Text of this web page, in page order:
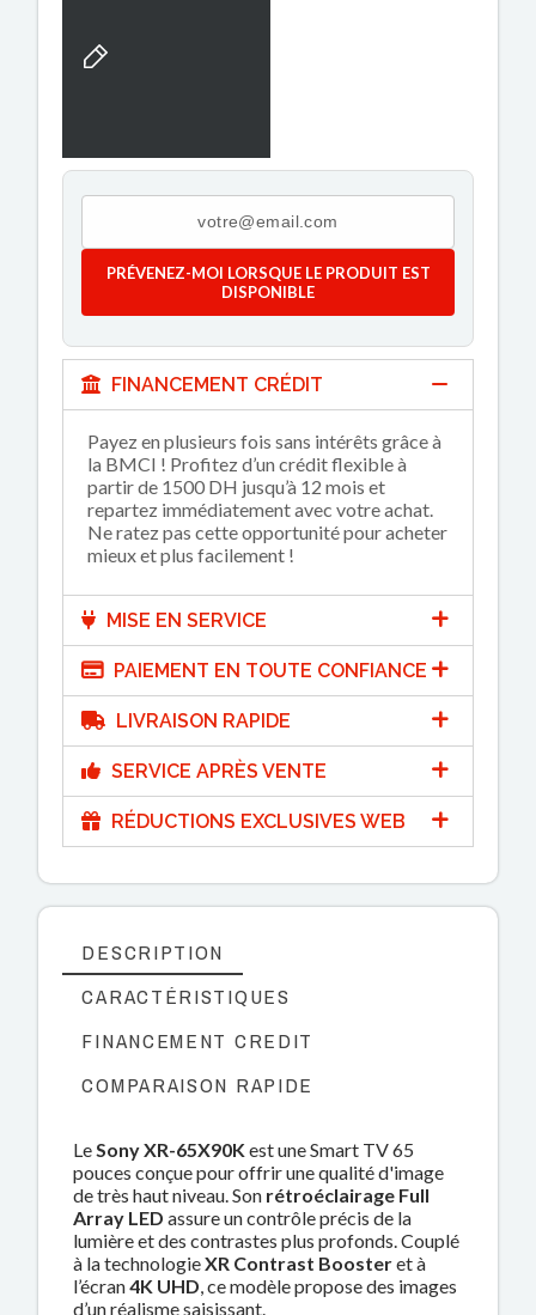
PRÉVENEZ-MOI LORSQUE LE PRODUIT EST
DISPONIBLE
FINANCEMENT CRÉDIT
Payez en plusieurs fois sans intérêts grâce à
la BMCI ! Profitez d’un crédit flexible à
partir de 1500 DH jusqu’à 12 mois et
repartez immédiatement avec votre achat.
Ne ratez pas cette opportunité pour acheter
mieux et plus facilement !
MISE EN SERVICE
PAIEMENT EN TOUTE CONFIANCE
LIVRAISON RAPIDE
SERVICE APRÈS VENTE
RÉDUCTIONS EXCLUSIVES WEB
DESCRIPTION
CARACTÉRISTIQUES
FINANCEMENT CREDIT
COMPARAISON RAPIDE
Le Sony XR-65X90K est une Smart TV 65
pouces conçue pour offrir une qualité d'image
de très haut niveau. Son rétroéclairage Full
Array LED assure un contrôle précis de la
lumière et des contrastes plus profonds. Couplé
à la technologieXR Contrast Boosteret à
l’écran4K UHD , ce modèle propose des images
d’un réalisme saisissant.